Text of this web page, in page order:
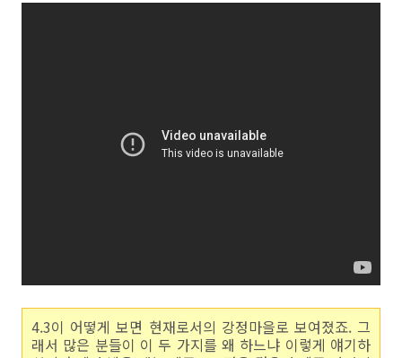
4.3이 어떻게 보면 현재로서의 강정마을로 보여졌죠. 그
래서 많은 분들이 이 두 가지를 왜 하느냐 이렇게 얘기하